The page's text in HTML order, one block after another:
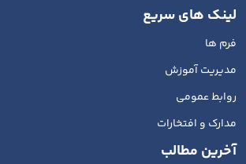
لینک های سریع
فرم ها
مدیریت آموزش
روابط عمومی
مدارک و افتخارات
آخرین مطالب